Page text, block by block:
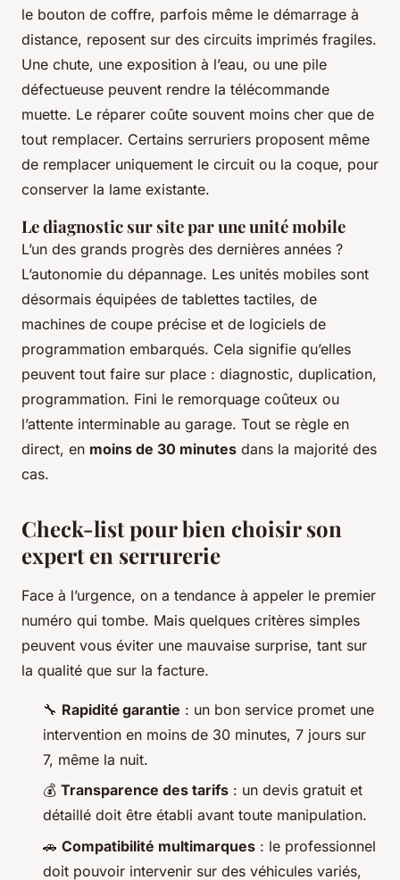
le bouton de coffre, parfois même le démarrage à
distance, reposent sur des circuits imprimés fragiles.
Une chute, une exposition à l’eau, ou une pile
défectueuse peuvent rendre la télécommande
muette. Le réparer coûte souvent moins cher que de
tout remplacer. Certains serruriers proposent même
de remplacer uniquement le circuit ou la coque, pour
conserver la lame existante.
Le diagnostic sur site par une unité mobile
L’un des grands progrès des dernières années ?
L’autonomie du dépannage. Les unités mobiles sont
désormais équipées de tablettes tactiles, de
machines de coupe précise et de logiciels de
programmation embarqués. Cela signifie qu’elles
peuvent tout faire sur place : diagnostic, duplication,
programmation. Fini le remorquage coûteux ou
l’attente interminable au garage. Tout se règle en
direct, en moins de 30 minutes dans la majorité des
cas.
Check-list pour bien choisir son
expert en serrurerie
Face à l’urgence, on a tendance à appeler le premier
numéro qui tombe. Mais quelques critères simples
peuvent vous éviter une mauvaise surprise, tant sur
la qualité que sur la facture.
🔧 Rapidité garantie : un bon service promet une
intervention en moins de 30 minutes, 7 jours sur
7, même la nuit.
💰 Transparence des tarifs : un devis gratuit et
détaillé doit être établi avant toute manipulation.
🚗 Compatibilité multimarques : le professionnel
doit pouvoir intervenir sur des véhicules variés,